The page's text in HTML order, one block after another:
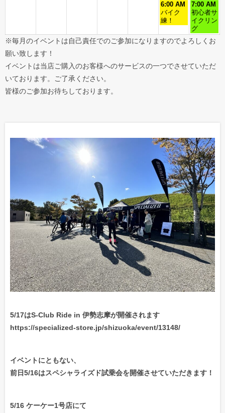
6:00 AM
バイク
練！
7:00 AM
初心者サ
イクリン
グ
※毎月のイベントは自己責任でのご参加になりますのでよろしくお
願い致します！
イベントは当店ご購入のお客様へのサービスの一つでさせていただ
いております。ご了承ください。
皆様のご参加お待ちしております。
5/17はS-Club Ride in 伊勢志摩が開催されます
https://specialized-store.jp/shizuoka/event/13148/
イベントにともない、
前日5/16はスペシャライズド試乗会を開催させていただきます！
5/16 ケーケー1号店にて